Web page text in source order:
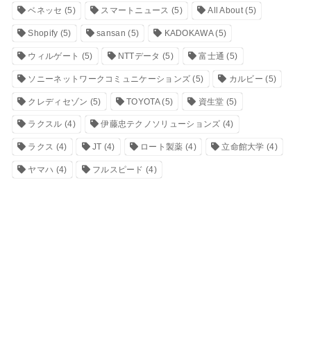
ベネッセ (5) スマートニュース (5) All About(5)
Shopify (5) sansan (5) KADOKAWA(5)
ウィルゲート (5) NTTデータ (5) 富士通 (5)
ソニーネットワークコミュニケーションズ (5) カルビー (5)
クレディセゾン (5) TOYOTA(5) 資生堂 (5)
ラクスル (4) 伊藤忠テクノソリューションズ (4)
ラクス (4) JT (4) ロート製薬 (4) 立命館大学 (4)
ヤマハ (4) フルスピード (4)